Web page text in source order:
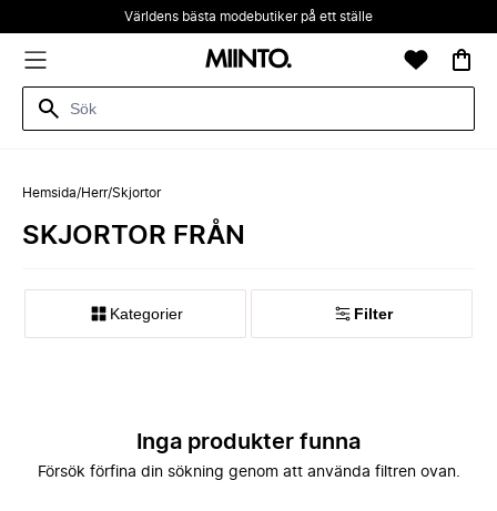
Världens bästa modebutiker på ett ställe
Hemsida/Herr/Skjortor
SKJORTOR FRÅN
Kategorier Filter
Inga produkter funna
Försök förfina din sökning genom att använda filtren ovan.